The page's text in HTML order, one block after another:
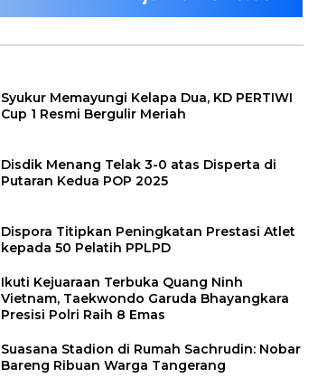
Syukur Memayungi Kelapa Dua, KD PERTIWI
Cup 1 Resmi Bergulir Meriah
Disdik Menang Telak 3-0 atas Disperta di
Putaran Kedua POP 2025
Dispora Titipkan Peningkatan Prestasi Atlet
kepada 50 Pelatih PPLPD
Ikuti Kejuaraan Terbuka Quang Ninh
Vietnam, Taekwondo Garuda Bhayangkara
Presisi Polri Raih 8 Emas
Suasana Stadion di Rumah Sachrudin: Nobar
Bareng Ribuan Warga Tangerang